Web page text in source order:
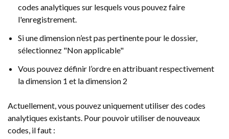
codes analytiques sur lesquels vous pouvez faire
l'enregistrement.
Si une dimension n’est pas pertinente pour le dossier,
sélectionnez "Non applicable"
Vous pouvez définir l’ordre en attribuant respectivement
la dimension 1 et la dimension 2
Actuellement, vous pouvez uniquement utiliser des codes
analytiques existants. Pour pouvoir utiliser de nouveaux
codes, il faut :